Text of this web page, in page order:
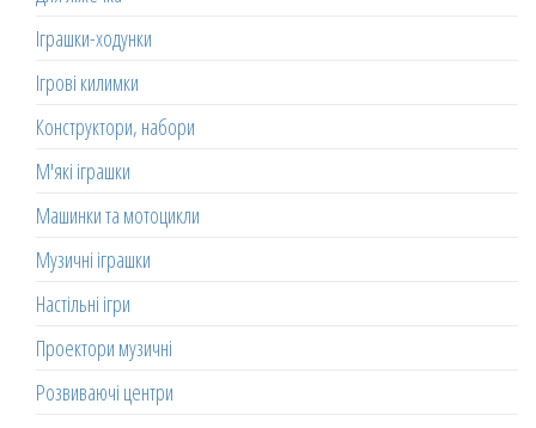
Іграшки-ходунки
Ігрові килимки
Конструктори, набори
М'які іграшки
Машинки та мотоцикли
Музичні іграшки
Настільні ігри
Проектори музичні
Розвиваючі центри